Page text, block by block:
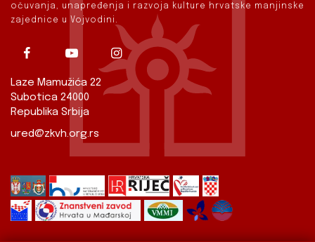
očuvanja, unapređenja i razvoja kulture hrvatske manjinske
zajednice u Vojvodini.
Laze Mamužića 22
Subotica 24000
Republika Srbija
ured@zkvh.org.rs